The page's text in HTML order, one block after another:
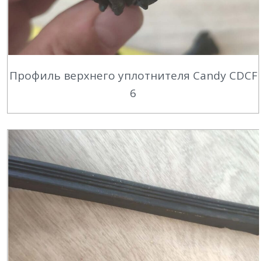
Профиль верхнего уплотнителя Candy CDCF
6